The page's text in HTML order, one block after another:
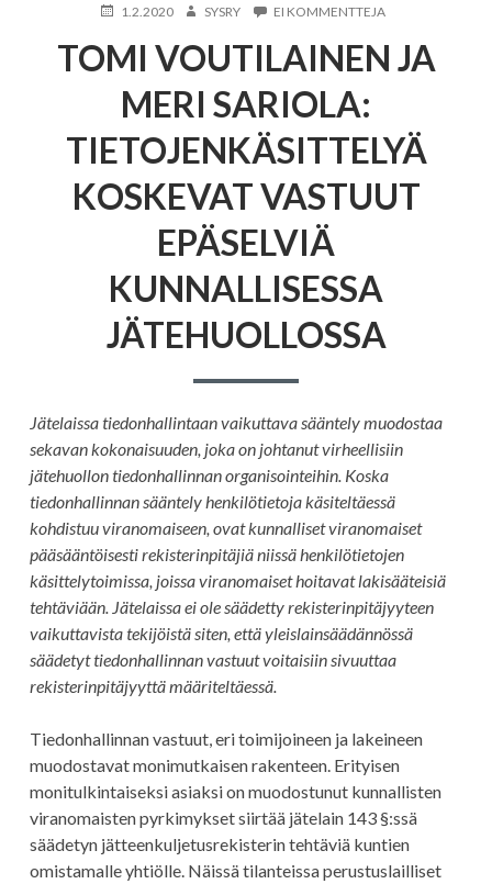
KIRJOITETTU
1.2.2020 KIRJOITTAJA
SYSRY EI KOMMENTTEJAARTIKKELIIN
VOUTILAINEN
JA
KOSKEVAT
VASTUUT
EPÄSELVIÄ
KUNNALLISESSA
TOMI VOUTILAINEN JA
MERI SARIOLA:
TIETOJENKÄSITTELYÄ
KOSKEVAT VASTUUT
EPÄSELVIÄ
KUNNALLISESSA
JÄTEHUOLLOSSA
Jätelaissa tiedonhallintaan vaikuttava sääntely muodostaa
sekavan kokonaisuuden, joka on johtanut virheellisiin
jätehuollon tiedonhallinnan organisointeihin. Koska
tiedonhallinnan sääntely henkilötietoja käsiteltäessä
kohdistuu viranomaiseen, ovat kunnalliset viranomaiset
pääsääntöisesti rekisterinpitäjiä niissä henkilötietojen
käsittelytoimissa, joissa viranomaiset hoitavat lakisääteisiä
tehtäviään. Jätelaissa ei ole säädetty rekisterinpitäjyyteen
vaikuttavista tekijöistä siten, että yleislainsäädännössä
säädetyt tiedonhallinnan vastuut voitaisiin sivuuttaa
rekisterinpitäjyyttä määriteltäessä.
Tiedonhallinnan vastuut, eri toimijoineen ja lakeineen
muodostavat monimutkaisen rakenteen. Erityisen
monitulkintaiseksi asiaksi on muodostunut kunnallisten
viranomaisten pyrkimykset siirtää jätelain 143 §:ssä
säädetyn jätteenkuljetusrekisterin tehtäviä kuntien
omistamalle yhtiölle. Näissä tilanteissa perustuslailliset